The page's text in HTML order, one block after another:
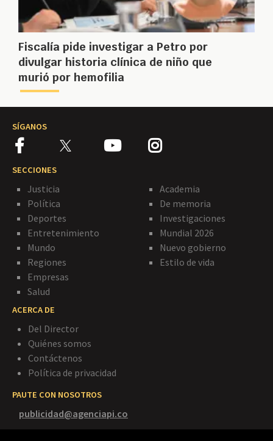
Fiscalía pide investigar a Petro por
divulgar historia clínica de niño que
murió por hemofilia
SÍGANOS
SECCIONES
Justicia
Política
Deportes
Entretenimiento
Mundo
Regiones
Empresas
Salud
Academia
De memoria
Investigaciones
Mundial 2026
Nuevo gobierno
Estilo de vida
ACERCA DE
Del Director
Quiénes somos
Contáctenos
Política de privacidad
PAUTE CON NOSOTROS
publicidad@agenciapi.co